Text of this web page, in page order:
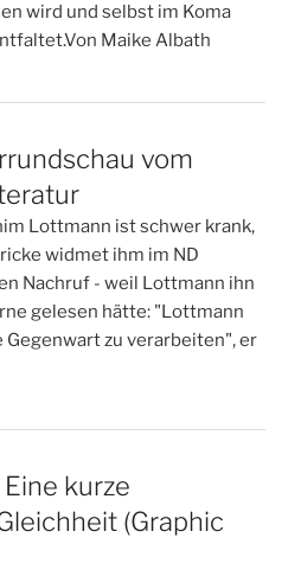
wird und selbst im Koma
Maike Albath
vom
Lottmann ist schwer krank,
widmet ihm im ND
Nachruf - weil Lottmann ihn
gelesen hätte: "Lottmann
Gegenwart zu verarbeiten", er
kurze
(Graphic